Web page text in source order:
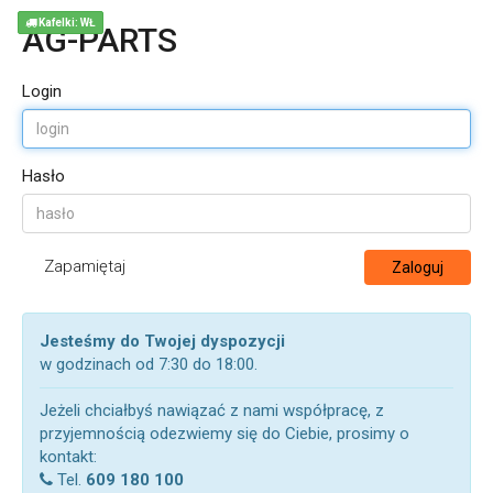
AG-PARTS
Login
Hasło
Zapamiętaj Zaloguj
Jesteśmy do Twojej dyspozycji
w godzinach od 7:30 do 18:00.
Jeżeli chciałbyś nawiązać z nami współpracę, z
przyjemnością odezwiemy się do Ciebie, prosimy o
kontakt:
Tel. 609 180 100
Kafelki: WŁ